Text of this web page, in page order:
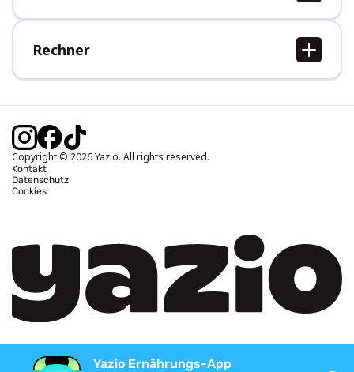
Hilfe-Bereich
Rechner
BMI Rechner
Idealgewicht berechnen
Kalorienverbrauch berechnen
Copyright © 2026 Yazio. All rights reserved.
Kontakt
Datenschutz
Cookies
Yazio Ernährungs-App